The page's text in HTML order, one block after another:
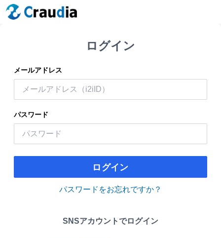
ログイン
メールアドレス
パスワード
ログイン
パスワードをお忘れですか？
SNSアカウントでログイン